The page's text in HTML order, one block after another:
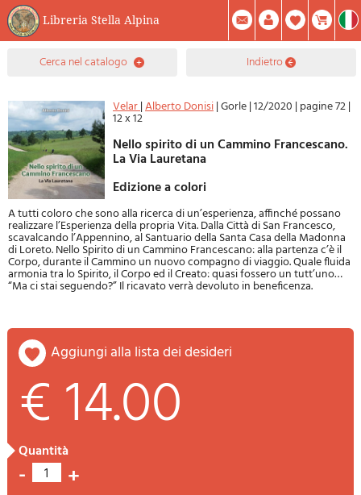
Libreria Stella Alpina
0 Prodotto(i) Attualmente Nel Carrello Riepilogo
Facebook
Registrati Mod. Password
cerca nel catalogo indietro
Velar|Alberto Donisi|Gorle|12/2020 | pagine 72|
12 x 12
Nello spirito di un Cammino Francescano.
La Via Lauretana
Edizione a colori
A tutti coloro che sono alla ricerca di un’esperienza, affinché possano
realizzare l’Esperienza della propria Vita. Dalla Città di San Francesco,
scavalcando l’Appennino, al Santuario della Santa Casa della Madonna
di Loreto. Nello Spirito di un Cammino Francescano: alla partenza c’è il
Corpo, durante il Cammino un nuovo compagno di viaggio. Quale fluida
armonia tra lo Spirito, il Corpo ed il Creato: quasi fossero un tutt’uno…
“Ma ci stai seguendo?” Il ricavato verrà devoluto in beneficenza.
aggiungi alla lista dei desideri
€ 14.00
quantità
- 1 +